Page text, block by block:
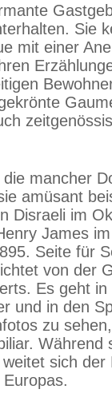
Sie
mit einer
mancher
amüsant
Disraeli im
James
Seite für
von der
Es geht in
und in den
zu
Während
sich